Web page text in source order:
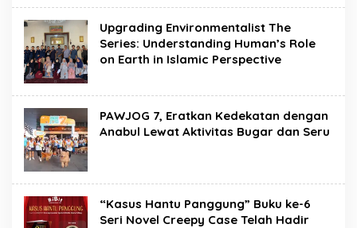
Upgrading Environmentalist The
Series: Understanding Human’s Role
on Earth in Islamic Perspective
PAWJOG 7, Eratkan Kedekatan dengan
Anabul Lewat Aktivitas Bugar dan Seru
“Kasus Hantu Panggung” Buku ke-6
Seri Novel Creepy Case Telah Hadir